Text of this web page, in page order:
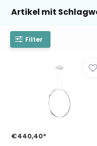
Artikel mit
Filter
€440,40*